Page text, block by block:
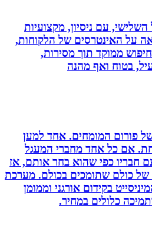
עם ניסיון, מקצועיות
האינטרסים של הלקוחות,
ממוקד תוך מסירות,
ואף מהנה
המומחים. אחד למען
כל אחד מחברי המעגל
כפי שהוא בחר אותם, אז
שתומכים בכולם. מערכת
בקידום אורגני וממומן
כלולים במחיר.